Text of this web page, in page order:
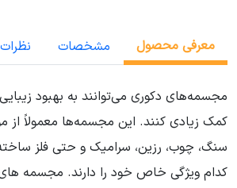
معرفی محصول مشخصات نظرات
مجسمه‌های دکوری می‌توانند به بهبود
کمک زیادی کنند. این مجسمه‌ها معمولاً از
سنگ، چوب، رزین، سرامیک و حتی فلز
کدام ویژگی خاص خود را دارند. مجسمه